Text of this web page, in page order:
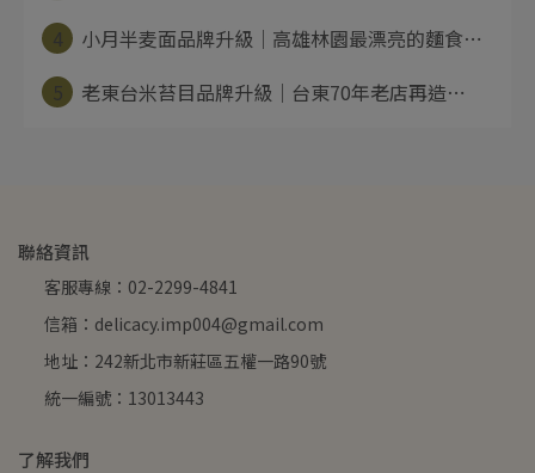
小月半麦面品牌升級｜高雄林園最漂亮的麵食⋯
老東台米苔目品牌升級｜台東70年老店再造⋯
聯絡資訊
客服專線：02-2299-4841
信箱：delicacy.imp004@gmail.com
地址：242新北市新莊區五權一路90號
統一編號：13013443
了解我們